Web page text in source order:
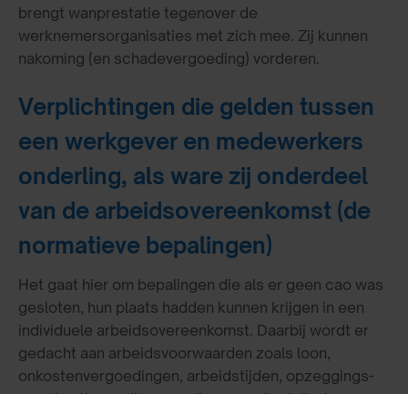
brengt wanprestatie tegenover de
werknemersorganisaties met zich mee. Zij kunnen
nakoming (en schadevergoeding) vorderen.
Verplichtingen die gelden tussen
een werkgever en medewerkers
onderling, als ware zij onderdeel
van de arbeidsovereenkomst (de
normatieve bepalingen)
Het gaat hier om bepalingen die als er geen cao was
gesloten, hun plaats hadden kunnen krijgen in een
individuele arbeidsovereenkomst. Daarbij wordt er
gedacht aan arbeidsvoorwaarden zoals loon,
onkostenvergoedingen, arbeidstijden, opzeggings-